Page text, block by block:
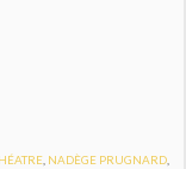
NADÈGE PRUGNARD